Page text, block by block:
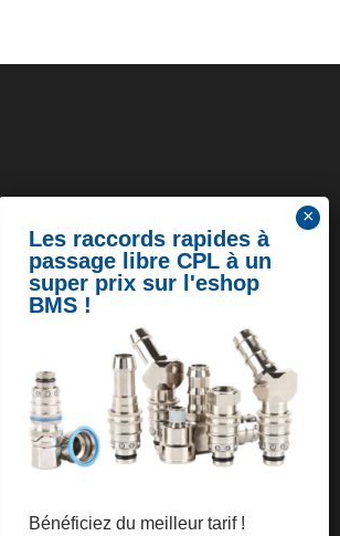
Bénéficiez du meilleur tarif !